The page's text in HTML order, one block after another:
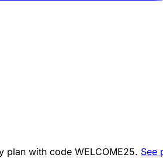
plan with code WELCOME25. See